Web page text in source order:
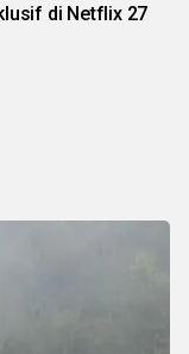
di Netflix 27